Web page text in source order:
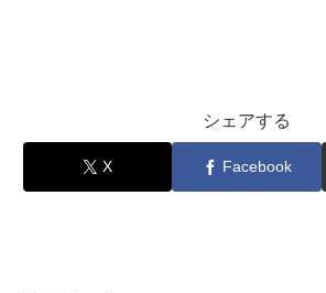
シェアする
X Facebook